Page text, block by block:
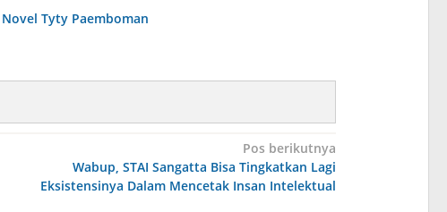
Tyty Paemboman
Pos berikutnya
Wabup, STAI Sangatta Bisa Tingkatkan Lagi
Eksistensinya Dalam Mencetak Insan Intelektual